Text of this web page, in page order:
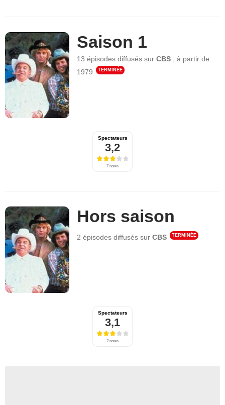
Saison 1
13 épisodes diffusés surCBS ,à partir de
1979
TERMINÉE
Spectateurs
3,2
7 notes
Hors saison
2 épisodes diffusés surCBS TERMINÉE
Spectateurs
3,1
2 notes